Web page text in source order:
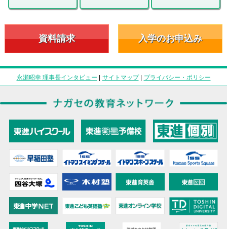
資料請求 入学のお申込み
永瀬昭幸 理事長インタビュー | サイトマップ| プライバシー・ポリシー